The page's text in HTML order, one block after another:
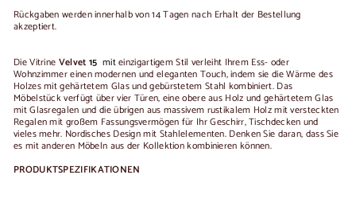
Rückgaben werden innerhalb von 14 Tagen nach Erhalt der Bestellung
akzeptiert.
Die Vitrine Velvet 15 miteinzigartigem Stil verleiht Ihrem Ess- oder
Wohnzimmer einen modernen und eleganten Touch, indem sie die Wärme des
Holzes mit gehärtetem Glas und gebürstetem Stahl kombiniert. Das
Möbelstück verfügt über vier Türen, eine obere aus Holz und gehärtetem Glas
mit Glasregalen und die übrigen aus massivem rustikalem Holz mit versteckten
Regalen mit großem Fassungsvermögen für Ihr Geschirr, Tischdecken und
vieles mehr. Nordisches Design mit Stahlelementen. Denken Sie daran, dass Sie
es mit anderen Möbeln aus der Kollektion kombinieren können.
PRODUKTSPEZIFIKATIONEN